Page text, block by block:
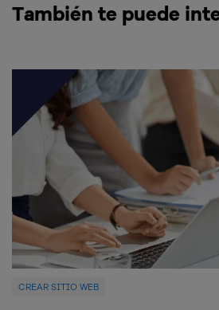
También te puede
CREAR SITIO WEB